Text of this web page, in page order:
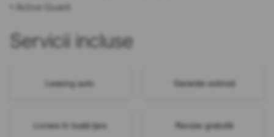
• Active Guard
Servicii incluse
Leasing auto Garanție extinsă
Livrare în toată țara Revizie gratuită